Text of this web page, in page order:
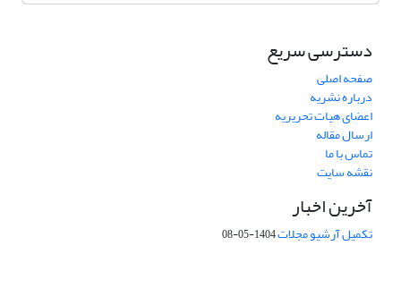
دسترسی سریع
صفحه اصلی
درباره نشریه
اعضای هیات تحریریه
ارسال مقاله
تماس با ما
نقشه سایت
آخرین اخبار
تکمیل آرشیو مجلات1404-05-08